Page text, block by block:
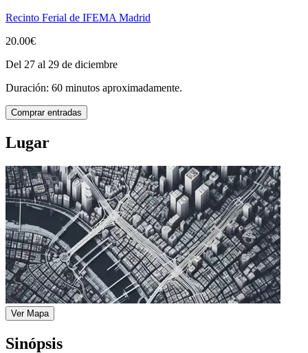
Recinto Ferial de IFEMA Madrid
20.00€
Del 27 al 29 de diciembre
Duración: 60 minutos aproximadamente.
Comprar entradas
Lugar
Ver Mapa
Sinópsis